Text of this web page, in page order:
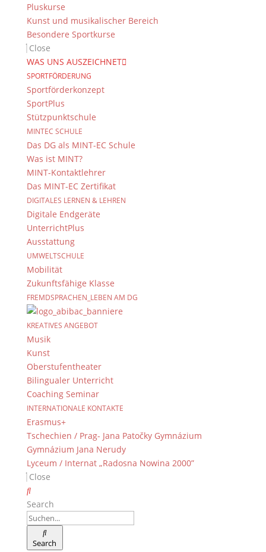
Pluskurse
Kunst und musikalischer Bereich
Besondere Sportkurse
Close
WAS UNS AUSZEICHNET
SPORTFÖRDERUNG
Sportförderkonzept
SportPlus
Stützpunktschule
MINTEC SCHULE
Das DG als MINT-EC Schule
Was ist MINT?
MINT-Kontaktlehrer
Das MINT-EC Zertifikat
DIGITALES LERNEN & LEHREN
Digitale Endgeräte
UnterrichtPlus
Ausstattung
UMWELTSCHULE
Mobilität
Zukunftsfähige Klasse
FREMDSPRACHEN_LEBEN AM DG
KREATIVES ANGEBOT
Musik
Kunst
Oberstufentheater
Bilingualer Unterricht
Coaching Seminar
INTERNATIONALE KONTAKTE
Erasmus+
Tschechien / Prag- Jana Patočky Gymnázium
Gymnázium Jana Nerudy
Lyceum / Internat „Radosna Nowina 2000”
Close
Search
Search